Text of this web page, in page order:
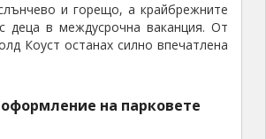
и горещо, а крайбрежните
деца в междусрочна ваканция. От
Коуст останах силно впечатлена
на парковете